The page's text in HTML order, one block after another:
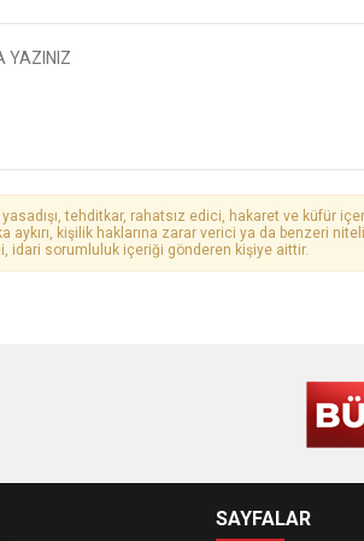
tehditkar, rahatsız edici, hakaret ve küfür
aykırı, kişilik haklarına zarar verici ya da benzeri
idari sorumluluk içeriği gönderen kişiye aittir.
SAYFALAR